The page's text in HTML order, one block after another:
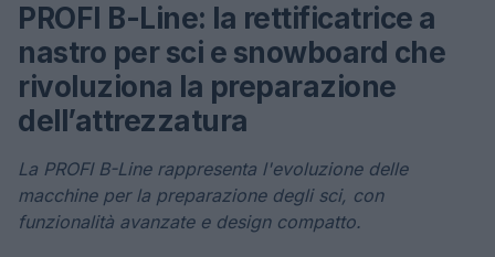
PROFI B-Line: la rettificatrice a
nastro per sci e snowboard che
rivoluziona la preparazione
dell’attrezzatura
La PROFI B-Line rappresenta l'evoluzione delle
macchine per la preparazione degli sci, con
funzionalità avanzate e design compatto.